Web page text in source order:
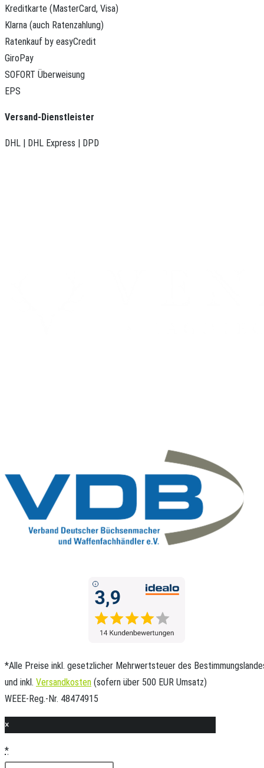
Kreditkarte (MasterCard, Visa)
Klarna (auch Ratenzahlung)
Ratenkauf by easyCredit
GiroPay
SOFORT Überweisung
EPS
Versand-Dienstleister
DHL | DHL Express | DPD
*Alle Preise inkl. gesetzlicher Mehrwertsteuer des
und inkl. Versandkosten (sofern über 500 EUR Umsatz)
WEEE-Reg.-Nr. 48474915
×
*